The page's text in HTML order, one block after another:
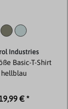
Industries
Basic-T-Shirt
hellblau
€ *